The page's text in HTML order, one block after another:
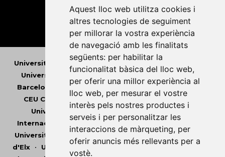
Aquest lloc web utilitza cookies i
altres tecnologies de seguiment
per millorar la vostra experiència
de navegació amb les finalitats
següents: per habilitar la
funcionalitat bàsica del lloc web,
per oferir una millor experiència al
lloc web, per mesurar el vostre
interès pels nostres productes i
serveis i per personalitzar les
interaccions de màrqueting, per
oferir anuncis més rellevants per a
vostè.
Universitat Abat Oliba CEU • Universitat d'Alacant
Universitat d'Andorra•Universitat Autònoma de
Barcelona
Universitat de Barcelona •
Universitat
CEU Cardenal Herrera•Universitat de Girona
Universitat de les Illes Balears •
Universitat
Internacional de Catalunya
• Universitat Jaume I
Universitat de Lleida •
Universitat Miguel Hernández
d'Elx• Universitat Oberta de Catalunya •
Universitat